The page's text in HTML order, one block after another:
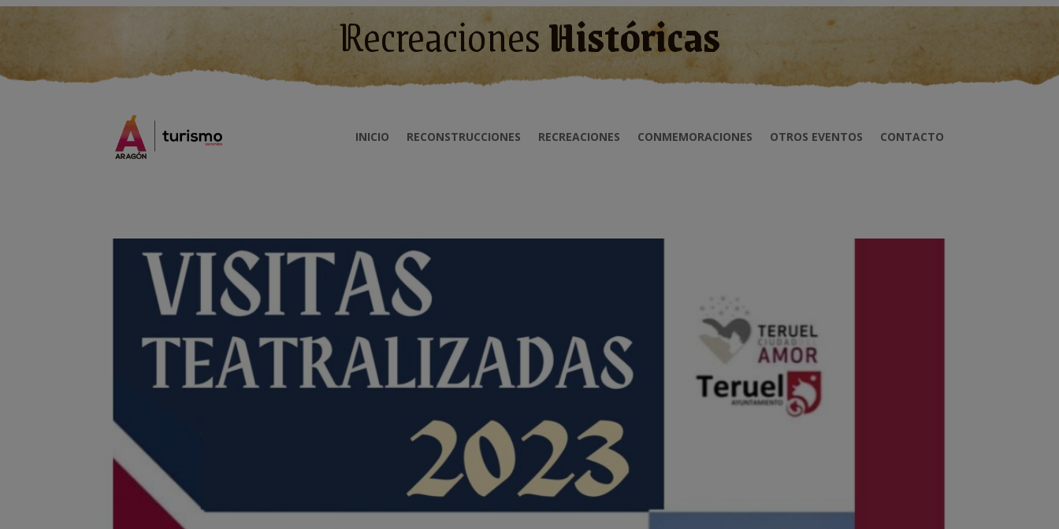
RecreacionesHistóricas
INICIO RECONSTRUCCIONES RECREACIONES CONMEMORACIONES OTROS EVENTOS CONTACTO